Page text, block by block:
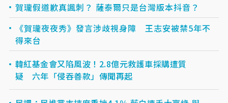
賀瓏假道歉真諷刺？ 薩泰爾只是台灣版本抖音？
《賀瓏夜夜秀》發言涉歧視身障 王志安被禁5年不
得來台
韓紅基金會又陷風波！2.8億元救護車採購遭質
疑 六年「侵吞善款」傳聞再起